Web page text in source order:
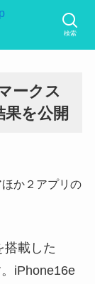
検索
ークス
を公開
搭載した
iPhone16e